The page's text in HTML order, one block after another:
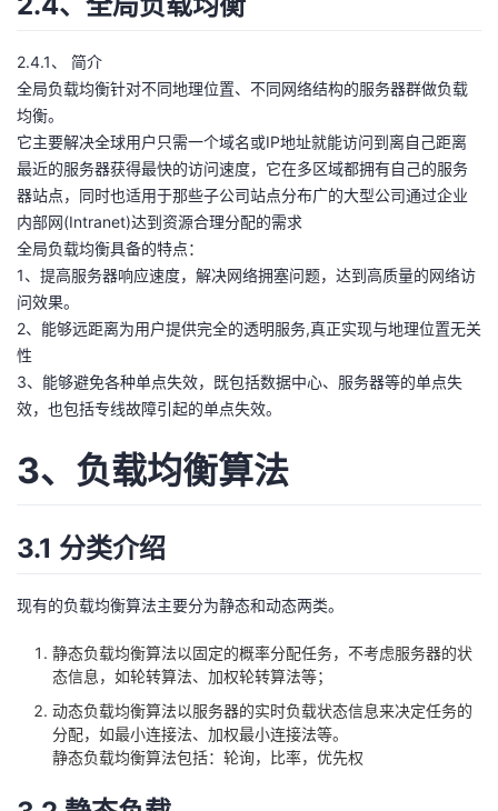
2.4.1、 简介
全局负载均衡针对不同地理位置、不同网络结构的服务器群做负载
均衡。
它主要解决全球用户只需一个域名或IP地址就能访问到离自己距离
最近的服务器获得最快的访问速度，它在多区域都拥有自己的服务
器站点，同时也适用于那些子公司站点分布广的大型公司通过企业
内部网(Intranet)达到资源合理分配的需求
全局负载均衡具备的特点：
1、提高服务器响应速度，解决网络拥塞问题，达到高质量的网络访
问效果。
2、能够远距离为用户提供完全的透明服务,真正实现与地理位置无关
性
3、能够避免各种单点失效，既包括数据中心、服务器等的单点失
效，也包括专线故障引起的单点失效。
3、负载均衡算法
3.1 分类介绍
现有的负载均衡算法主要分为静态和动态两类。
静态负载均衡算法以固定的概率分配任务，不考虑服务器的状
态信息，如轮转算法、加权轮转算法等；
动态负载均衡算法以服务器的实时负载状态信息来决定任务的
分配，如最小连接法、加权最小连接法等。
静态负载均衡算法包括：轮询，比率，优先权